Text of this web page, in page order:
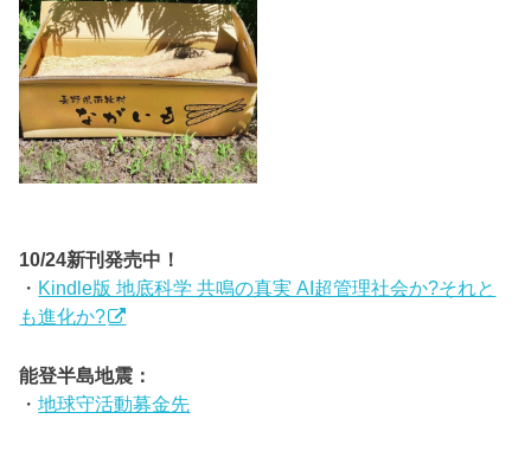
10/24新刊発売中！
・ Kindle版 地底科学 共鳴の真実 AI超管理社会か?それと
も進化か?
能登半島地震：
・地球守活動募金先